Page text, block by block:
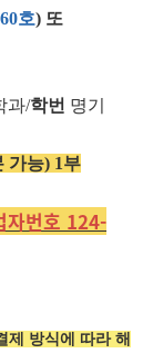
호) 또
과/학번 명기
가능) 1부
자번호 124-
제 방식에 따라 해